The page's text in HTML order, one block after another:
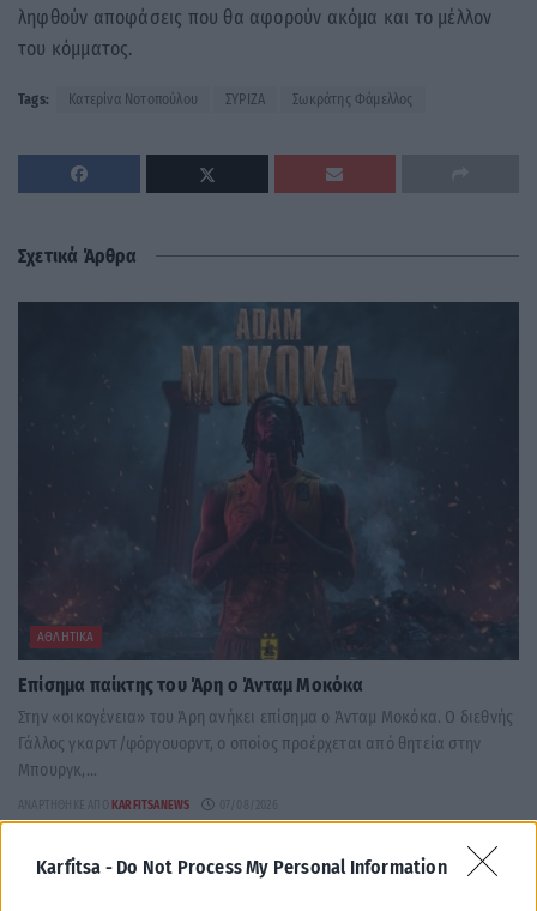
Karfitsa - Do Not Process My Personal Information
ληφθούν αποφάσεις που θα αφορούν ακόμα και το μέλλον
του κόμματος.
Tags: Κατερίνα Νοτοπούλου ΣΥΡΙΖΑ Σωκράτης Φάμελλος
Σχετικά Άρθρα
ΑΘΛΗΤΙΚΆ
Επίσημα παίκτης του Άρη ο Άνταμ Μοκόκα
Στην «οικογένεια» του Άρη ανήκει επίσημα ο Άνταμ Μοκόκα. Ο διεθνής
Γάλλος γκαρντ/φόργουορντ, ο οποίος προέρχεται από θητεία στην
Μπουργκ,...
ΑΝΑΡΤΉΘΗΚΕ ΑΠΌ KARFITSANEWS